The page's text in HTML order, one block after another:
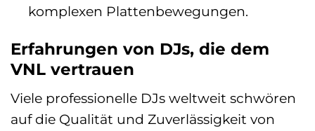
komplexen Plattenbewegungen.
Erfahrungen von DJs, die dem
VNL vertrauen
Viele professionelle DJs weltweit schwören
auf die Qualität und Zuverlässigkeit von